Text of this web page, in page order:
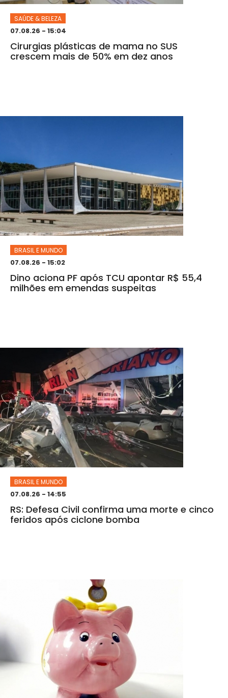
SAÚDE & BELEZA
07.08.26 - 15:04
Cirurgias plásticas de mama no SUS
crescem mais de 50% em dez anos
BRASIL E MUNDO
07.08.26 - 15:02
Dino aciona PF após TCU apontar R$ 55,4
milhões em emendas suspeitas
BRASIL E MUNDO
07.08.26 - 14:55
RS: Defesa Civil confirma uma morte e cinco
feridos após ciclone bomba